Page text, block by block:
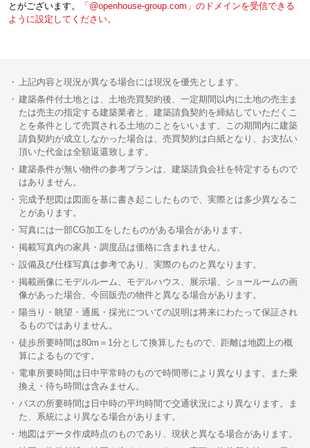
とがございます。
「@openhouse-group.com」のドメインを受信できる
ように設定してください。
上記内容と現況が異なる場合には現況を優先とします。
建築条件付土地とは、土地売買契約後、一定期間以内に土地の売主ま
たは売主の指定する建築業者と、建築請負契約を締結していただくこ
とを条件として売買される土地のことをいいます。この期間内に建築
請負契約が成立しなかった場合は、売買契約は白紙となり、お支払い
頂いた代金は全額返還致します。
建築条件が無い物件の参考プランは、建築請負会社を特定するもので
はありません。
完成予想図は図面を基に書き起こしたもので、実際とは多少異なるこ
とがあります。
写真には一部CG加工をしたものがある場合があります。
掲載写真内の家具・調度品は価格に含まれません。
設備及び仕様写真は参考であり、実際のものと異なります。
掲載画像にモデルルーム、モデルハウス、展示場、ショールームの画
像があった場合、今回販売の物件と異なる場合があります。
陽当り・眺望・通風・採光についての説明は将来にわたって保証され
るものではありません。
徒歩所要時間は80m＝1分として換算したもので、距離は地図上の概
算によるものです。
電車所要時間は日中平常時のもので時間帯により異なります。また乗
換え・待ち時間は含みません。
バスの所要時間は日中時の平均時間で交通状況により異なります。ま
た、系統により異なる場合があります。
地図はデータ作成時点のものであり、現状と異なる場合があります。